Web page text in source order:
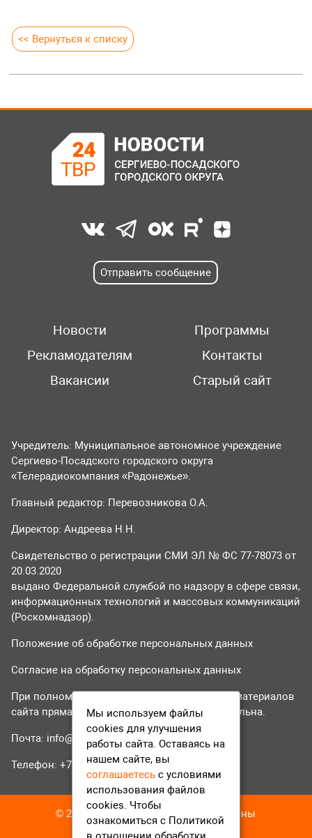
<< Вернуться к списку
Отправить сообщение
Новости
Программы
Рекламодателям
Контакты
Вакансии
Старый сайт
Учредитель: Муниципальное автономное учреждение
Сергиево-Посадского городского округа
«Телерадиокомпания «Радонежье».
Главный редактор: Перевозникова О.А.
Директор: Андреева Н.Н.
Свидетельство о регистрации СМИ ЭЛ № ФС 77-78073 от
20.03.2020
выдано Федеральной службой по надзору в сфере связи,
информационных технологий и массовых коммуникаций
(Роскомнадзор).
Положение об обработке персональных данных
Согласие на обработку персональных данных
При полном или частичном использовании материалов
сайта прямая гиперссылка на tvr24.tv обязательна.
Почта: info@tvr24.tv
Телефон: +7 (496) 551-04-95
© 2016-2023 ТВР24 Все права защищены
Мы используем файлы
cookies для улучшения
работы сайта. Оставаясь на
нашем сайте, вы
соглашаетесь с условиями
использования файлов
cookies. Чтобы
ознакомиться с Политикой